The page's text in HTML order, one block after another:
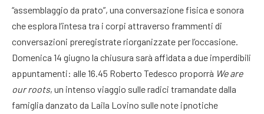
“assemblaggio da prato”, una conversazione fisica e sonora
che esplora l’intesa tra i corpi attraverso frammenti di
conversazioni preregistrate riorganizzate per l’occasione
Domenica 14 giugno la chiusura sarà affidata a due imperdibili
appuntamenti: alle 16.45 Roberto Tedesco proporrà We are
our roots, un intenso viaggio sulle radici tramandate dalla
famiglia danzato da Laila Lovino sulle note ipnotiche